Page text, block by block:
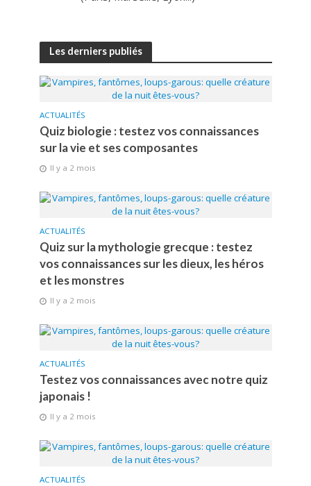
Les derniers publiés
ACTUALITÉS
Quiz biologie : testez vos connaissances
sur la vie et ses composantes
Il y a 2 mois
ACTUALITÉS
Quiz sur la mythologie grecque : testez
vos connaissances sur les dieux, les héros
et les monstres
Il y a 2 mois
ACTUALITÉS
Testez vos connaissances avec notre quiz
japonais !
Il y a 2 mois
ACTUALITÉS